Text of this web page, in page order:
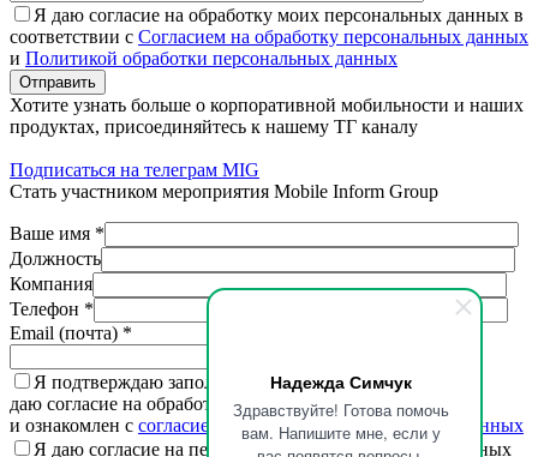
Надежда Симчук
Здравствуйте! Готова помочь
вам. Напишите мне, если у
Я даю согласие на обработку моих персональных данных в
соответствии с Согласием на обработку персональных данных
и Политикой обработки персональных данных
Отправить
Хотите узнать больше о корпоративной мобильности и наших
продуктах, присоединяйтесь к нашему ТГ каналу
Подписаться на телеграм MIG
Стать участником мероприятия Mobile Inform Group
Ваше имя *
Должность
Компания
Телефон *
Email (почта) *
Я подтверждаю заполненную мной информацию,
даю согласие на обработку персональных данных
и ознакомлен с согласием на обработку персональных данных
Я даю согласие на передачу третьим лицам персональных